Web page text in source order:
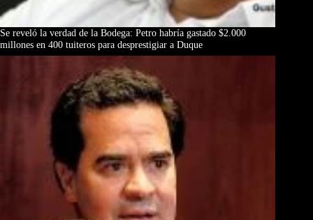
Se reveló la verdad de la Bodega: Petro habría gastado $2.000
millones en 400 tuiteros para desprestigiar a Duque